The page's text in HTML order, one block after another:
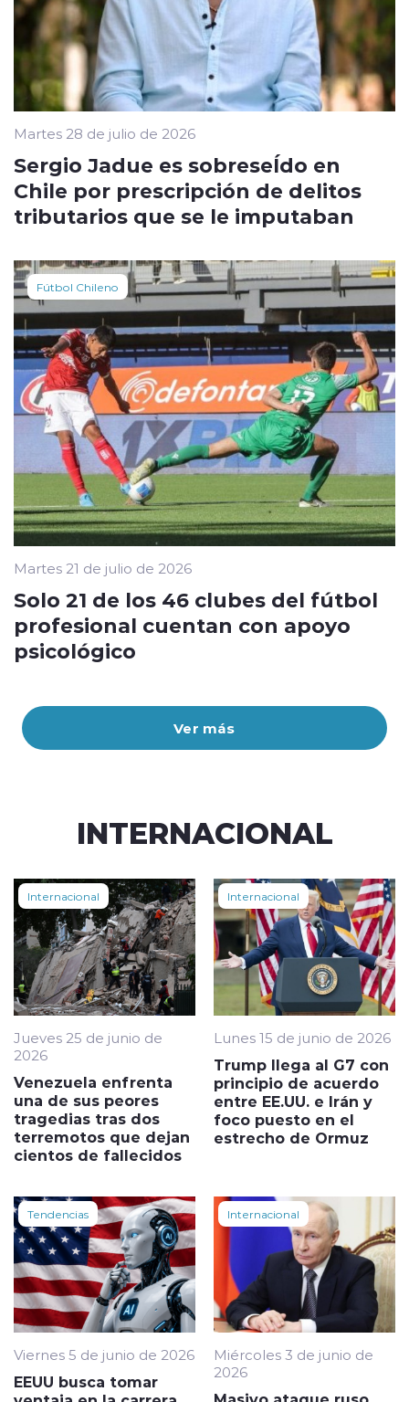
Ver más
Martes 28 de julio de 2026
Sergio Jadue es sobreseÍdo en
Chile por prescripción de delitos
tributarios que se le imputaban
Fútbol Chileno
Martes 21 de julio de 2026
Solo 21 de los 46 clubes del fútbol
profesional cuentan con apoyo
psicológico
INTERNACIONAL
Internacional
Jueves 25 de junio de
2026
Venezuela enfrenta
una de sus peores
tragedias tras dos
terremotos que dejan
cientos de fallecidos
Internacional
Lunes 15 de junio de 2026
Trump llega al G7 con
principio de acuerdo
entre EE.UU. e Irán y
foco puesto en el
estrecho de Ormuz
Tendencias
Viernes 5 de junio de 2026
EEUU busca tomar
Internacional
Miércoles 3 de junio de
2026